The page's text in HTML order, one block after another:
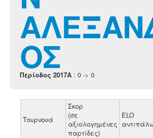
Login
ΟΣ
Περίοδος 2017A : 0 -> 0
Τουρνουά
Σκορ
(σε
αξιολογημένες
παρτίδες)
ELO